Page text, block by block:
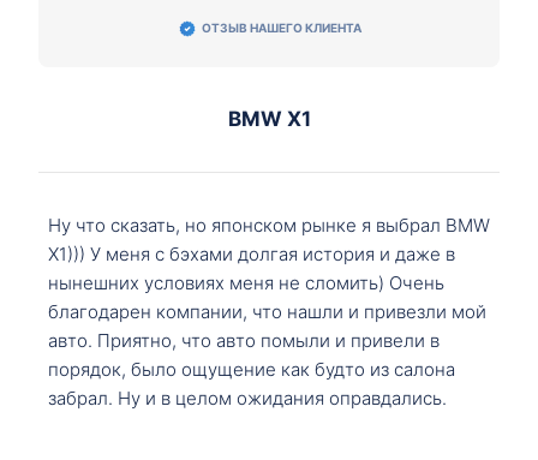
ОТЗЫВ НАШЕГО КЛИЕНТА
BMW X1
Ну что сказать, но японском рынке я выбрал BMW
X1))) У меня с бэхами долгая история и даже в
нынешних условиях меня не сломить) Очень
благодарен компании, что нашли и привезли мой
авто. Приятно, что авто помыли и привели в
порядок, было ощущение как будто из салона
забрал. Ну и в целом ожидания оправдались.